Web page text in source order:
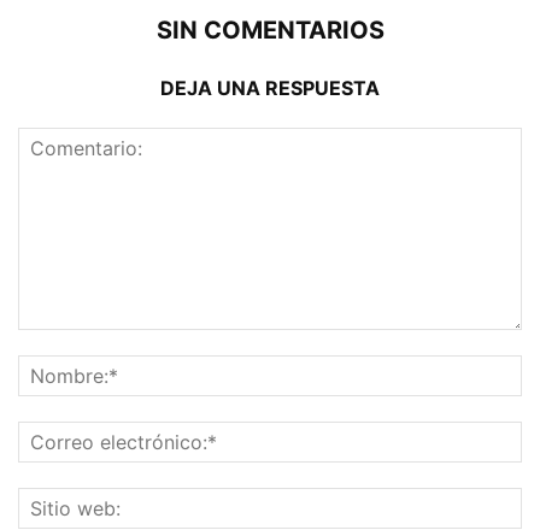
SIN COMENTARIOS
DEJA UNA RESPUESTA